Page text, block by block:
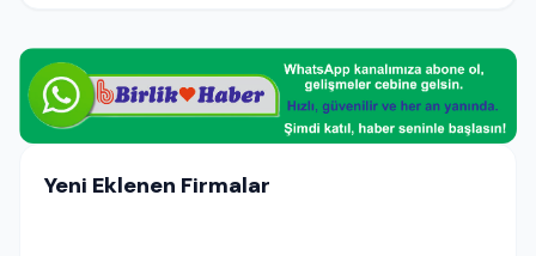
Yeni Eklenen Firmalar